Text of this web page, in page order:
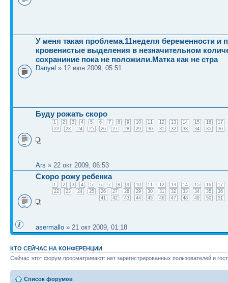
У меня такая проблема.11неделя беременности и
кровенистые выделения в незначительном
сохраниние пока не положили.Матка как не стра
Danyel » 12 июн 2009, 05:51
Буду рожать скоро
1 2 3 4 5 6 7 8 9 10 11 12 13 14 15 16
17
22
23 24 25 26 27 28 29 30 31 32 33 34 35 36
Ars » 22 окт 2009, 06:53
Скоро рожу ребенка
1 2 3 4 5 6 7 8 9 10 11 12 13 14 15 16
17
22
23 24 25 26 27 28 29 30 31 32 33 34 35
36
41
42 43 44 45 46 47 48 49 50 51
asermallo » 21 окт 2009, 01:18
КТО СЕЙЧАС НА КОНФЕРЕНЦИИ
Сейчас этот форум просматривают: нет зарегистрированных пользователей и
Список форумов